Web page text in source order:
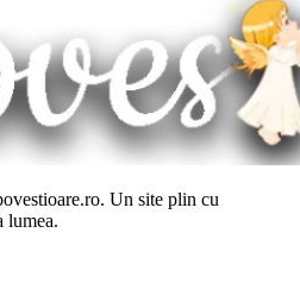
Un site plin cu
lumea.